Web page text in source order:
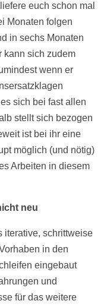
euch schon mal
Monaten folgen
in sechs Monaten
kann sich zudem
wenn er
sich bei fast allen
stellt sich bezogen
ist bei ihr eine
möglich (und nötig)
Arbeiten in diesem
neu
iterative, schrittweise
in den
eingebaut
und
für das weitere